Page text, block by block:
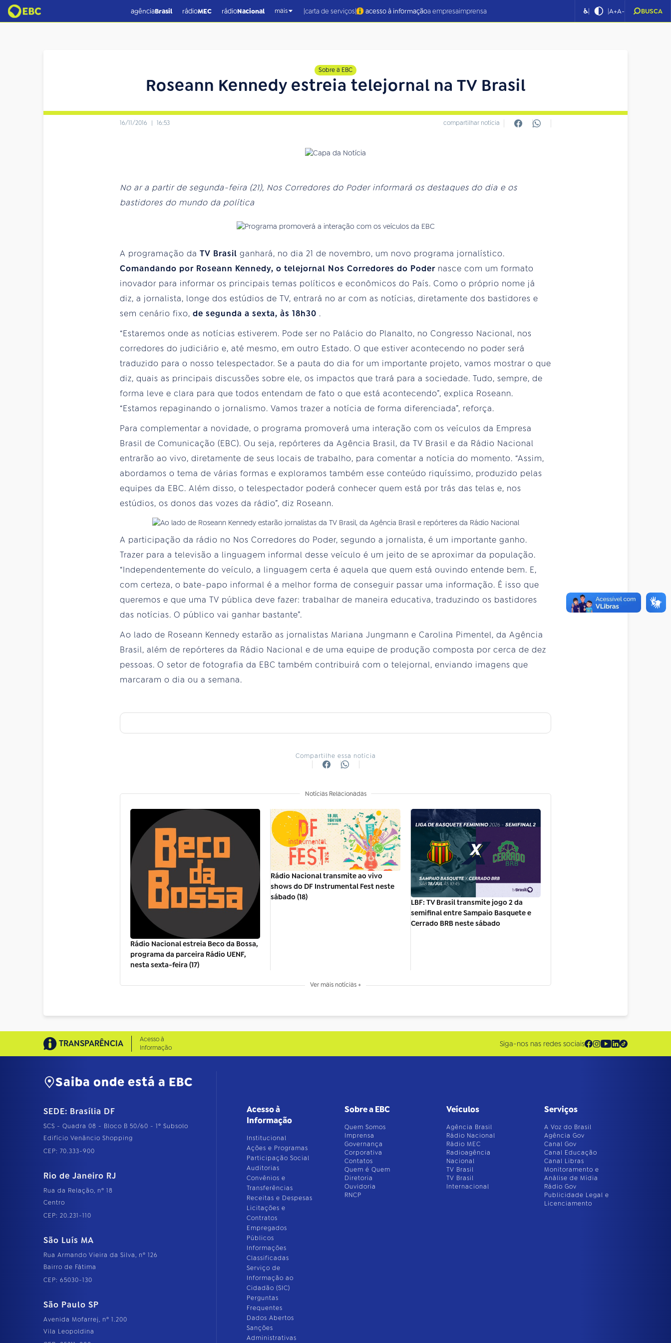
agênciaBrasil rádioMEC rádioNacional mais |carta de serviços| acesso à informaçãoa empresaimprensa ♿| |A+A- BUSCA
Sobre a EBC
Roseann Kennedy estreia telejornal na TV Brasil
16/11/2016 | 16:53 compartilhar notícia
No ar a partir de segunda-feira (21), Nos Corredores do Poder informará os destaques do dia e os
bastidores do mundo da política
A programação da TV Brasil ganhará, no dia 21 de novembro, um novo programa jornalístico.
Comandando por Roseann Kennedy, o telejornal Nos Corredores do Poder nasce com um formato
inovador para informar os principais temas políticos e econômicos do País. Como o próprio nome já
diz, a jornalista, longe dos estúdios de TV, entrará no ar com as notícias, diretamente dos bastidores e
sem cenário fixo, de segunda a sexta, às 18h30 .
“Estaremos onde as notícias estiverem. Pode ser no Palácio do Planalto, no Congresso Nacional, nos
corredores do judiciário e, até mesmo, em outro Estado. O que estiver acontecendo no poder será
traduzido para o nosso telespectador. Se a pauta do dia for um importante projeto, vamos mostrar o que
diz, quais as principais discussões sobre ele, os impactos que trará para a sociedade. Tudo, sempre, de
forma leve e clara para que todos entendam de fato o que está acontecendo”, explica Roseann.
“Estamos repaginando o jornalismo. Vamos trazer a notícia de forma diferenciada”, reforça.
Para complementar a novidade, o programa promoverá uma interação com os veículos da Empresa
Brasil de Comunicação (EBC). Ou seja, repórteres da Agência Brasil, da TV Brasil e da Rádio Nacional
entrarão ao vivo, diretamente de seus locais de trabalho, para comentar a notícia do momento. “Assim,
abordamos o tema de várias formas e exploramos também esse conteúdo riquíssimo, produzido pelas
equipes da EBC. Além disso, o telespectador poderá conhecer quem está por trás das telas e, nos
estúdios, os donos das vozes da rádio”, diz Roseann.
A participação da rádio no Nos Corredores do Poder, segundo a jornalista, é um importante ganho.
Trazer para a televisão a linguagem informal desse veículo é um jeito de se aproximar da população.
“Independentemente do veículo, a linguagem certa é aquela que quem está ouvindo entende bem. E,
com certeza, o bate-papo informal é a melhor forma de conseguir passar uma informação. É isso que
queremos e que uma TV pública deve fazer: trabalhar de maneira educativa, traduzindo os bastidores
das notícias. O público vai ganhar bastante”.
Ao lado de Roseann Kennedy estarão as jornalistas Mariana Jungmann e Carolina Pimentel, da Agência
Brasil, além de repórteres da Rádio Nacional e de uma equipe de produção composta por cerca de dez
pessoas. O setor de fotografia da EBC também contribuirá com o telejornal, enviando imagens que
marcaram o dia ou a semana.
Compartilhe essa notícia
Notícias Relacionadas
Rádio Nacional estreia Beco da Bossa,
programa da parceira Rádio UENF,
nesta sexta-feira (17)
Rádio Nacional transmite ao vivo
shows do DF Instrumental Fest neste
sábado (18)
LBF: TV Brasil transmite jogo 2 da
semifinal entre Sampaio Basquete e
Cerrado BRB neste sábado
Ver mais notícias +
TRANSPARÊNCIA
Acesso à
Informação
Siga-nos nas redes sociais
Saiba onde está a EBC
SEDE: Brasília DF
SCS - Quadra 08 - Bloco B 50/60 - 1º Subsolo
Edifício Venâncio Shopping
CEP: 70.333-900
Rio de Janeiro RJ
Rua da Relação, nº 18
Centro
CEP: 20.231-110
São Luís MA
Rua Armando Vieira da Silva, nº 126
Bairro de Fátima
CEP: 65030-130
São Paulo SP
Avenida Mofarrej, nº 1.200
Vila Leopoldina
Acesso à
Informação
Institucional
Ações e Programas
Participação Social
Auditorias
Convênios e
Transferências
Receitas e Despesas
Licitações e
Contratos
Empregados
Públicos
Informações
Classificadas
Serviço de
Informação ao
Cidadão (SIC)
Perguntas
Frequentes
Dados Abertos
Sanções
Administrativas
Sobre a EBC
Quem Somos
Imprensa
Governança
Corporativa
Contatos
Quem é Quem
Diretoria
Ouvidoria
RNCP
Veículos
Agência Brasil
Rádio Nacional
Rádio MEC
Radioagência
Nacional
TV Brasil
TV Brasil
Internacional
Serviços
A Voz do Brasil
Agência Gov
Canal Gov
Canal Educação
Canal Libras
Monitoramento e
Análise de Mídia
Rádio Gov
Publicidade Legal e
Licenciamento